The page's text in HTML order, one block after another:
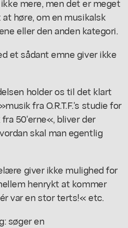
høre, om en musikalsk
eller den anden kategori.
et sådant emne giver ikke
holder os til det klart
fra O.R.T.F.'s studie for
50'erne«, bliver der
skal man egentlig
giver ikke mulighed for
henrykt at kommer
var en stor terts!« etc.
søger en